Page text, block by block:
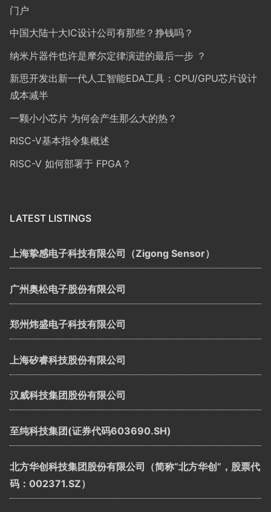
门户
中国大陆十大IC设计公司有那些？挣钱吗？
纳米片器件也许是摩尔定律演进的最后一步 ？
新思开发出新一代人工智能EDA工具：CPU/GPU芯片设计
成本减半
一颗小小芯片 为何会产生那么大的热？
RISC-V基本指令集概述
RISC-V 如何部署于 FPGA？
LATEST LISTINGS
上海挚感电子科技有限公司（Zigong Sensor）
广州奥松电子股份有限公司
郑州炜盛电子科技有限公司
上海矽睿科技股份有限公司
汉威科技集团股份有限公司
至纯科技集团(证券代码603690.SH)
北方华创科技集团股份有限公司（简称“北方华创”，股票代
码：002371.SZ）